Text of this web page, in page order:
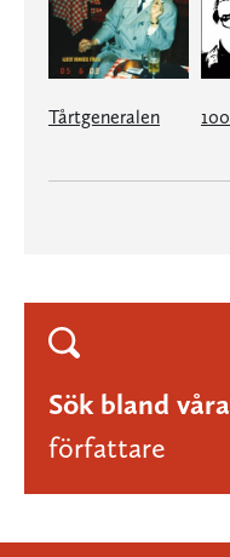
Tårtgeneralen
Sök bland våra
författare